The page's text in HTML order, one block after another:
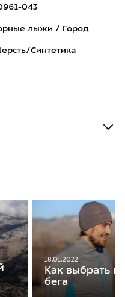
043
лыжи / Город
Синтетика
18.01.2022
Как выбрать
бега